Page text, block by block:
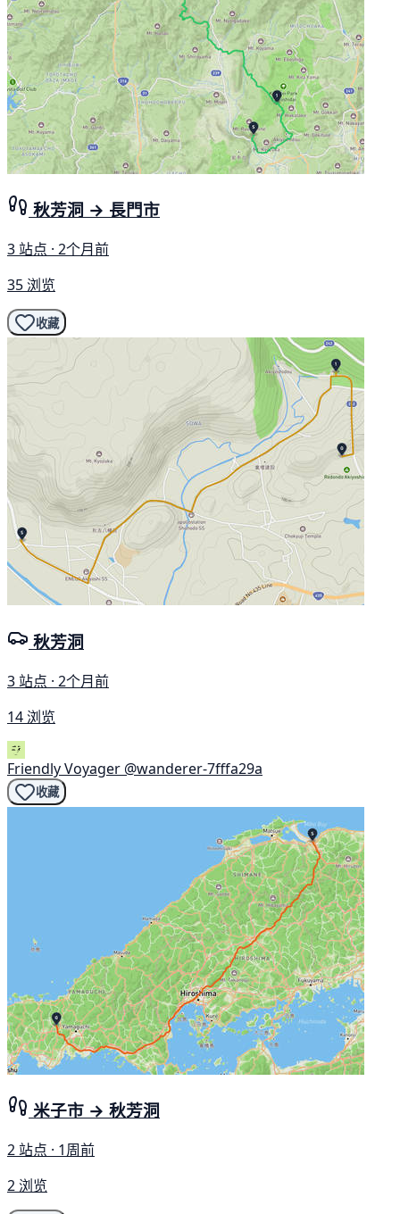
秋芳洞 → 長門市
3 站点 · 2个月前
35 浏览
收藏
秋芳洞
3 站点 · 2个月前
14 浏览
Friendly Voyager @wanderer-7fffa29a
收藏
米子市 → 秋芳洞
2 站点 · 1周前
2 浏览